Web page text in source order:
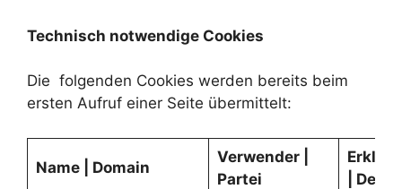
Technisch notwendige Cookies
Die folgenden Cookies werden bereits beim
ersten Aufruf einer Seite übermittelt:
Name | Domain
Verwender |
Partei
|